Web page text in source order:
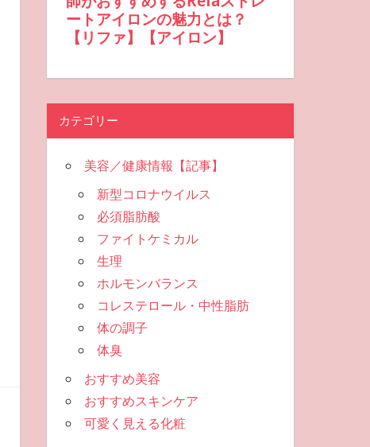
カテゴリー
美容／健康情報【記事】
新型コロナウイルス
必須脂肪酸
ファイトケミカル
生理
ホルモンバランス
コレステロール・中性脂肪
体の調子
体臭
おすすめ美容
おすすめスキンケア
可愛く見える化粧